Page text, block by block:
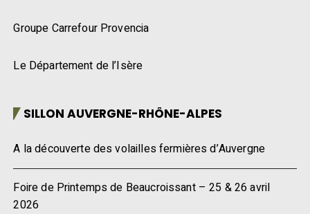
Groupe Carrefour Provencia
Le Département de l’Isère
SILLON AUVERGNE-RHÔNE-ALPES
A la découverte des volailles fermières d’Auvergne
Foire de Printemps de Beaucroissant – 25 & 26 avril
2026